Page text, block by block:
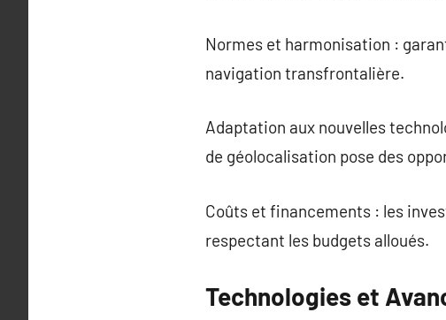
Normes et harmonisation :
navigation transfrontalière.
Adaptation aux nouvelles
de géolocalisation pose des
Coûts et financements : les
respectant les budgets alloués.
Technologies et